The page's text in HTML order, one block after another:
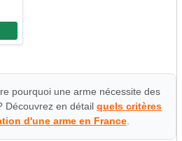
pourquoi une arme nécessite des
Découvrez en détailquels critères
d'une arme en France